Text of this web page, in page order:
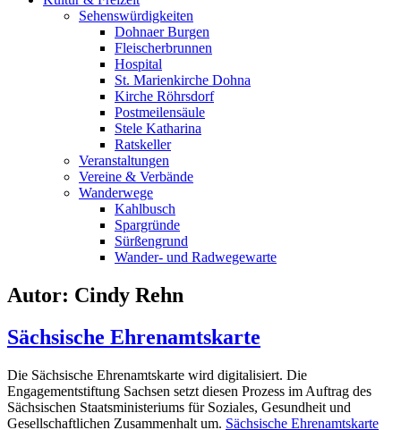
Sehenswürdigkeiten
Dohnaer Burgen
Fleischerbrunnen
Hospital
St. Marienkirche Dohna
Kirche Röhrsdorf
Postmeilensäule
Stele Katharina
Ratskeller
Veranstaltungen
Vereine & Verbände
Wanderwege
Kahlbusch
Spargründe
Sürßengrund
Wander- und Radwegewarte
Autor: Cindy Rehn
Sächsische Ehrenamtskarte
Die Sächsische Ehrenamtskarte wird digitalisiert. Die
Engagementstiftung Sachsen setzt diesen Prozess im Auftrag des
Sächsischen Staatsministeriums für Soziales, Gesundheit und
Gesellschaftlichen Zusammenhalt um. Sächsische Ehrenamtskarte